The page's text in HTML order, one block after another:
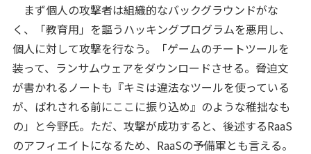
まず個人の攻撃者は組織的なバックグラウンドがな
く、「教育用」を謳うハッキングプログラムを悪用し、
個人に対して攻撃を行なう。「ゲームのチートツールを
装って、ランサムウェアをダウンロードさせる。脅迫文
が書かれるノートも『キミは違法なツールを使っている
が、ばれされる前にここに振り込め』のような稚拙なも
の」と今野氏。ただ、攻撃が成功すると、後述するRaaS
のアフィエイトになるため、RaaSの予備軍とも言える。